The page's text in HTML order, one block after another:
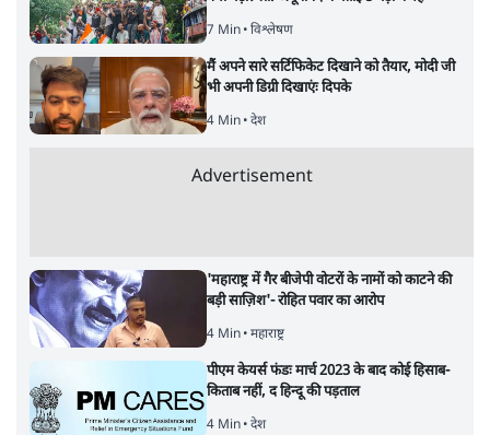
7 Min• विश्लेषण
मैं अपने सारे सर्टिफिकेट दिखाने को तैयार, मोदी जी
भी अपनी डिग्री दिखाएंः दिपके
4 Min• देश
Advertisement
'महाराष्ट्र में गैर बीजेपी वोटरों के नामों को काटने की
बड़ी साज़िश'- रोहित पवार का आरोप
4 Min• महाराष्ट्र
पीएम केयर्स फंडः मार्च 2023 के बाद कोई हिसाब-
किताब नहीं, द हिन्दू की पड़ताल
4 Min• देश